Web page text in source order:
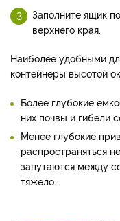
Заполните ящик
верхнего края.
Наиболее удобными
контейнеры высотой
Более глубокие
них почвы и гибели
Менее глубокие
распространяться
запутаются между
тяжело.